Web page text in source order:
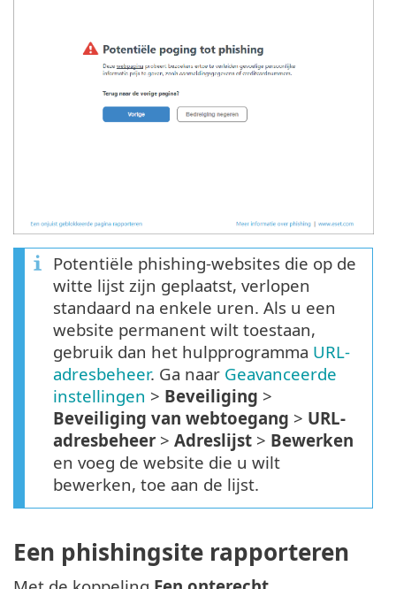
Potentiële phishing-websites die op de
witte lijst zijn geplaatst, verlopen
standaard na enkele uren. Als u een
website permanent wilt toestaan,
gebruik dan het hulpprogramma URL-
adresbeheer. Ga naar Geavanceerde
instellingen > Beveiliging >
Beveiliging van webtoegang > URL-
adresbeheer > Adreslijst > Bewerken
en voeg de website die u wilt
bewerken, toe aan de lijst.
Een phishingsite rapporteren